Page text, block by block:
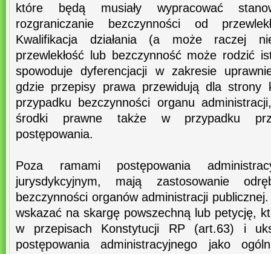
które będą musiały wypracować
rozgraniczanie bezczynności od
Kwalifikacja działania (a może raczej
przewlekłość lub bezczynność może rodzić
spowoduje dyferencjacji w zakresie
gdzie przepisy prawa przewidują dla strony
przypadku bezczynności organu
środki prawne także w przypadku
postępowania.
Poza ramami postępowania
jurysdykcyjnym, mają zastosowanie
bezczynności organów administracji
wskazać na skargę powszechną lub petycję,
w przepisach Konstytucji RP (art.63) i
postępowania administracyjnego jako